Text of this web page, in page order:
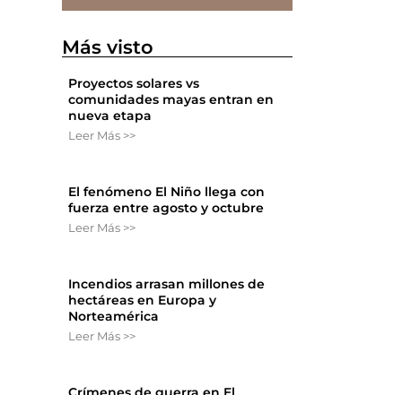
Más visto
Proyectos solares vs
comunidades mayas entran en
nueva etapa
Leer Más >>
El fenómeno El Niño llega con
fuerza entre agosto y octubre
Leer Más >>
Incendios arrasan millones de
hectáreas en Europa y
Norteamérica
Leer Más >>